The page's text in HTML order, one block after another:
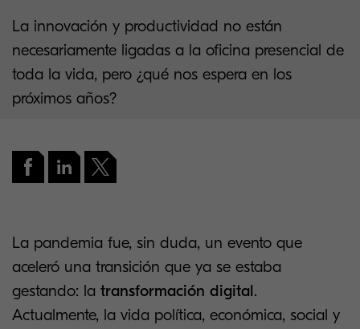
La innovación y productividad no están
necesariamente ligadas a la oficina presencial de
toda la vida, pero ¿qué nos espera en los
próximos años?
La pandemia fue, sin duda, un evento que
aceleró una transición que ya se estaba
gestando: la transformación digital.
Actualmente, la vida política, económica, social y